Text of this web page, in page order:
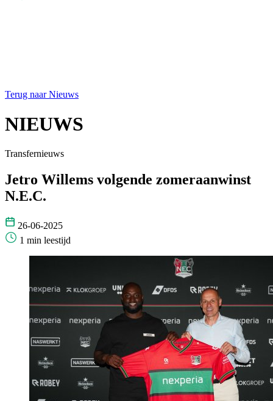
Terug naar Nieuws
NIEUWS
Transfernieuws
Jetro Willems volgende zomeraanwinst
N.E.C.
26-06-2025
1 min leestijd